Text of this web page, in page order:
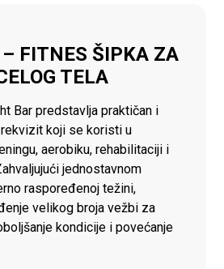
– FITNES ŠIPKA ZA
TELA
Bar predstavlja praktičan i
koji se koristi u
aerobiku, rehabilitaciji i
jednostavnom
raspoređenoj težini,
velikog broja vežbi za
kondicije i povećanje